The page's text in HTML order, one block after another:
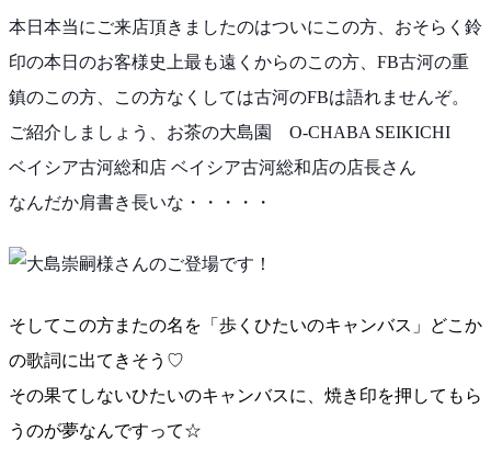
本日本当にご来店頂きましたのはついにこの方、おそらく 鈴
印の本日のお客様史上最も遠くからのこの方、FB古河の重
鎮のこの方、この方なくしては古河のFBは語れませんぞ。
ご紹介しましょう、お茶の大島園 O-CHABA SEIKICHI
ベイシア古河総和店 ベイシア古河総和店の店長さん
なんだか肩書き長いな・・・・・
さんのご登場です！
そしてこの方またの名を「歩くひたいのキャンバス」どこ か
の歌詞に出てきそう♡
その果てしないひたいのキャンバスに、焼き印を押しても ら
うのが夢なんですって☆